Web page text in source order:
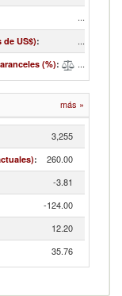
...
US$): ...
(%): ...
más »
3,255
: 260.00
-3.81
-124.00
12.20
35.76